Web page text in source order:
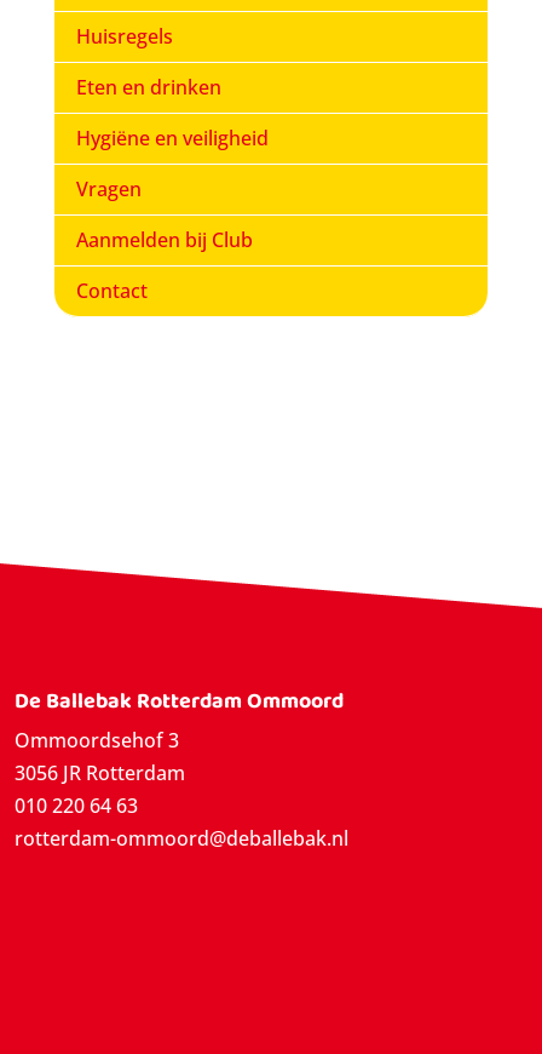
Huisregels
Eten en drinken
Hygiëne en veiligheid
Vragen
Aanmelden bij Club
Contact
De Ballebak Rotterdam Ommoord
Ommoordsehof 3
3056 JR Rotterdam
010 220 64 63
rotterdam-ommoord@deballebak.nl